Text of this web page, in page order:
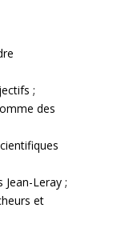
;
des
Leray ;
et